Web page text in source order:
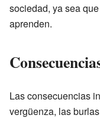
sociedad, ya sea
aprenden.
Las consecuencias
vergüenza, las